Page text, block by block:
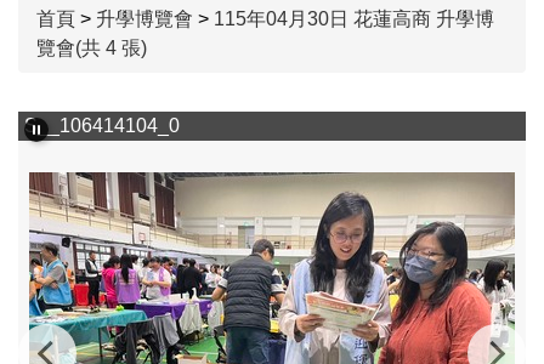
首頁 > 升學博覽會 > 115年04月30日 花蓮高商 升學博
覽會(共 4 張)
S__106414104_0